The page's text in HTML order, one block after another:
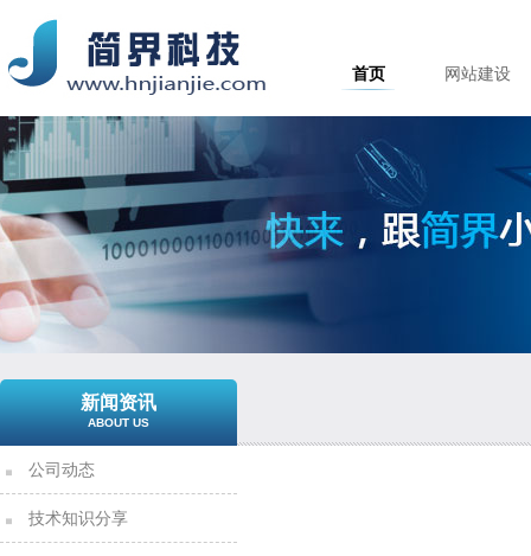
首页 网站建设
新闻资讯
ABOUT US
公司动态
技术知识分享